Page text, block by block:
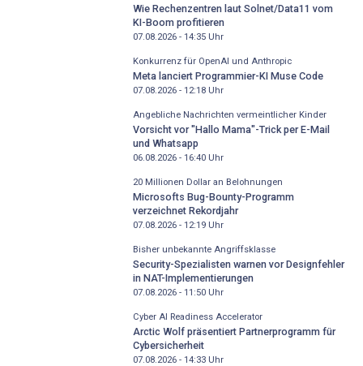
Wie Rechenzentren laut Solnet/Data11 vom
KI-Boom profitieren
07.08.2026 - 14:35Uhr
Konkurrenz für OpenAI und Anthropic
Meta lanciert Programmier-KI Muse Code
07.08.2026 - 12:18Uhr
Angebliche Nachrichten vermeintlicher Kinder
Vorsicht vor "Hallo Mama"-Trick per E-Mail
und Whatsapp
06.08.2026 - 16:40Uhr
20 Millionen Dollar an Belohnungen
Microsofts Bug-Bounty-Programm
verzeichnet Rekordjahr
07.08.2026 - 12:19Uhr
Bisher unbekannte Angriffsklasse
Security-Spezialisten warnen vor Designfehler
in NAT-Implementierungen
07.08.2026 - 11:50Uhr
Cyber AI Readiness Accelerator
Arctic Wolf präsentiert Partnerprogramm für
Cybersicherheit
07.08.2026 - 14:33Uhr